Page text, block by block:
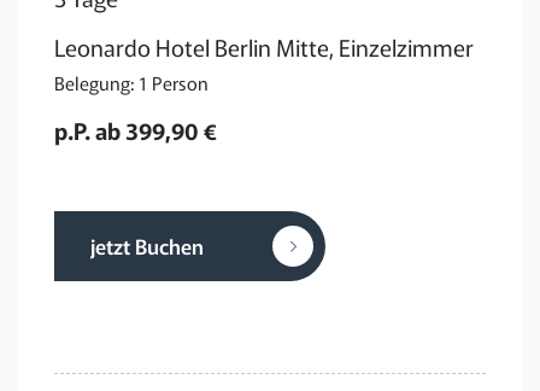
Leonardo Hotel Berlin Mitte, Einzelzimmer
Belegung: 1 Person
p.P. ab 399,90 €
jetzt Buchen